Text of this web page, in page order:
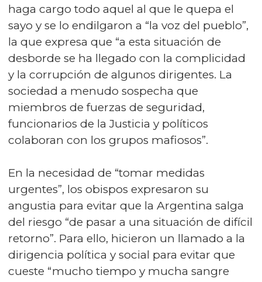
haga cargo todo aquel al que le quepa el
sayo y se lo endilgaron a “la voz del pueblo”,
la que expresa que “a esta situación de
desborde se ha llegado con la complicidad
y la corrupción de algunos dirigentes. La
sociedad a menudo sospecha que
miembros de fuerzas de seguridad,
funcionarios de la Justicia y políticos
colaboran con los grupos mafiosos”.
En la necesidad de “tomar medidas
urgentes”, los obispos expresaron su
angustia para evitar que la Argentina salga
del riesgo “de pasar a una situación de difícil
retorno”. Para ello, hicieron un llamado a la
dirigencia política y social para evitar que
cueste “mucho tiempo y mucha sangre